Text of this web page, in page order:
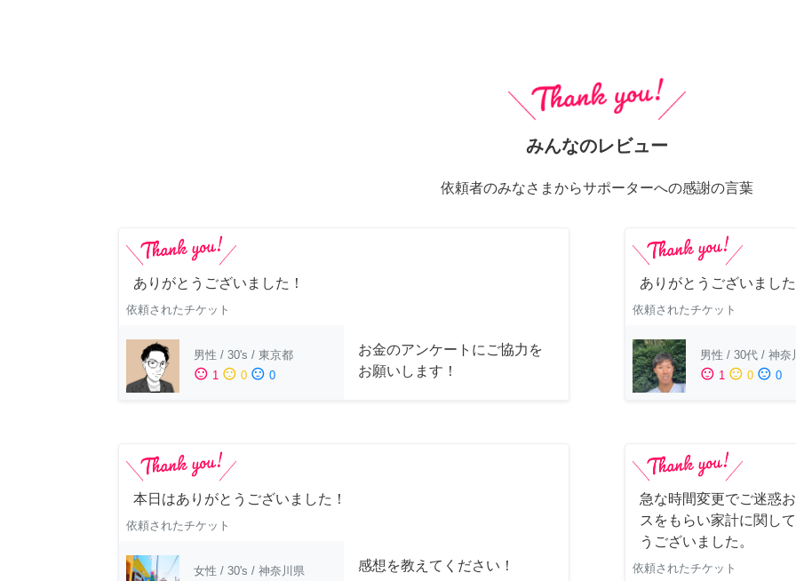
みんなのレビュー
依頼者のみなさまからサポーターへの感謝の言葉
ありがとうございました！
依頼されたチケット
男性 / 30's / 東京都
sentiment_satisfied 1 sentiment_neutral 0 sentiment_dissatisfied 0
お金のアンケートにご協力を
お願いします！
ありがとうございました
依頼されたチケット
男性 / 30代 / 神奈
sentiment_satisfied 1 sentiment_neutral 0 sentiment_dissatisfied 0
本日はありがとうございました！
依頼されたチケット
女性 / 30's / 神奈川県 感想を教えてください！
急な時間変更でご迷惑
スをもらい家計に関し
うございました。
依頼されたチケット